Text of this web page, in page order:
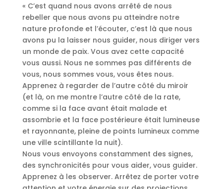
« C’est quand nous avons arrêté de nous
rebeller que nous avons pu atteindre notre
nature profonde et l’écouter, c’est là que nous
avons pu la laisser nous guider, nous diriger vers
un monde de paix. Vous avez cette capacité
vous aussi. Nous ne sommes pas différents de
vous, nous sommes vous, vous êtes nous.
Apprenez à regarder de l’autre côté du miroir
(et là, on me montre l’autre côté de la rate,
comme si la face avant était malade et
assombrie et la face postérieure était lumineuse
et rayonnante, pleine de points lumineux comme
une ville scintillante la nuit).
Nous vous envoyons constamment des signes,
des synchronicités pour vous aider, vous guider.
Apprenez à les observer. Arrêtez de porter votre